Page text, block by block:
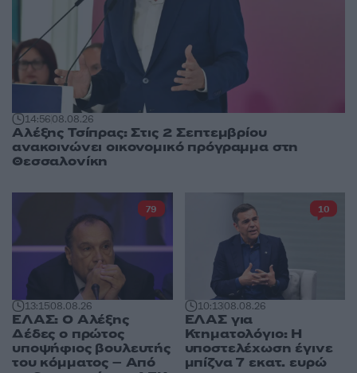
14:5608.08.26
Αλέξης Τσίπρας: Στις 2 Σεπτεμβρίου
ανακοινώνει οικονομικό πρόγραμμα στη
Θεσσαλονίκη
13:1508.08.26
ΕΛΑΣ: Ο Αλέξης
Δέδες ο πρώτος
υποψήφιος βουλευτής
του κόμματος – Από
79
10:1308.08.26
ΕΛΑΣ για
Κτηματολόγιο: Η
υποστελέχωση έγινε
μπίζνα 7 εκατ. ευρώ
10